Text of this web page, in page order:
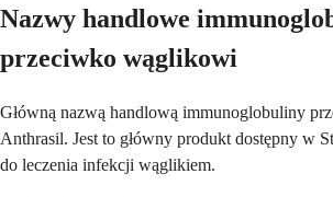
Nazwy handlowe
przeciwko wąglikowi
Główną nazwą handlową immunoglobuliny
Anthrasil. Jest to główny produkt dostępny w
do leczenia infekcji wąglikiem.